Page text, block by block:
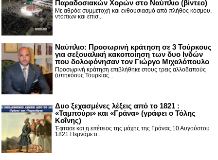
Παραδοσιακών Χορών στο Ναύπλιο (βίντεο)
Με αθρόα συμμετοχή και ενθουσιασμό από πλήθος κόσμου,
ντόπιων και επισ...
Ναύπλιο: Προσωρινή κράτηση σε 3 Τούρκους
για σεξουαλική κακοποίηση των δυο Ινδών
που δολοφόνησαν τον Γιώργο Μιχαλόπουλο
Προσωρινή κράτηση επιβλήθηκε στους τρεις αλλοδαπούς
(υπηκόους Τουρκίας...
Δυο ξεχασμένες λέξεις από το 1821 :
«Ταμπούρι» και «Γράνα» (γράφει ο Τόλης
Κοΐνης)
Έφτασε και η επέτειος της μάχης της Γράνας.10 Αυγούστου
1821.Περνάμε σ...